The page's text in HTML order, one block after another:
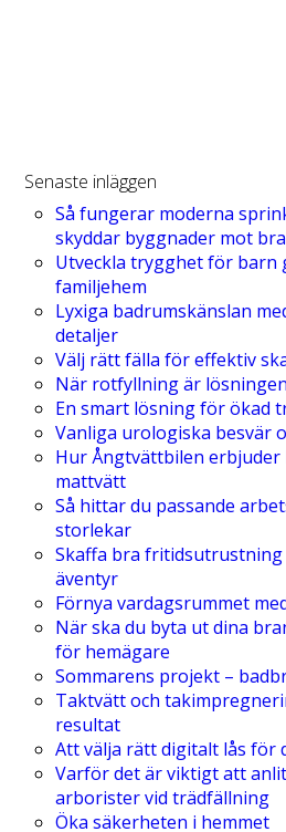
Senaste inläggen
Så fungerar moderna
skyddar byggnader mot
Utveckla trygghet för barn
familjehem
Lyxiga badrumskänslan
detaljer
Välj rätt fälla för effektiv
När rotfyllning är
En smart lösning för ökad
Vanliga urologiska besvär
Hur Ångtvättbilen
mattvätt
Så hittar du passande
storlekar
Skaffa bra
äventyr
Förnya vardagsrummet
När ska du byta ut dina
för hemägare
Sommarens projekt –
Taktvätt och
resultat
Att välja rätt digitalt lås för
Varför det är viktigt att
arborister vid trädfällning
Öka säkerheten i hemmet